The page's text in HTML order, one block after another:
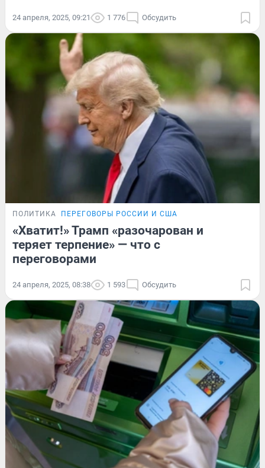
24 апреля, 2025, 09:21 1 776 Обсудить
ПОЛИТИКА ПЕРЕГОВОРЫ РОССИИ И США
«Хватит!» Трамп «разочарован и
теряет терпение» — что с
переговорами
24 апреля, 2025, 08:38 1 593 Обсудить